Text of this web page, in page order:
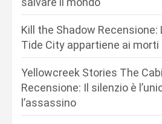
Kill the Shadow Recensione:
Tide City appartiene ai morti
Yellowcreek Stories The
Recensione: Il silenzio è
l’assassino